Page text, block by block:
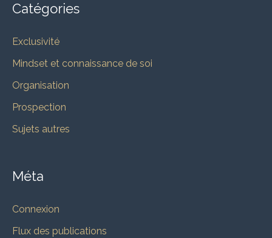
Catégories
Exclusivité
Mindset et connaissance de soi
Organisation
Prospection
Sujets autres
Méta
Connexion
Flux des publications